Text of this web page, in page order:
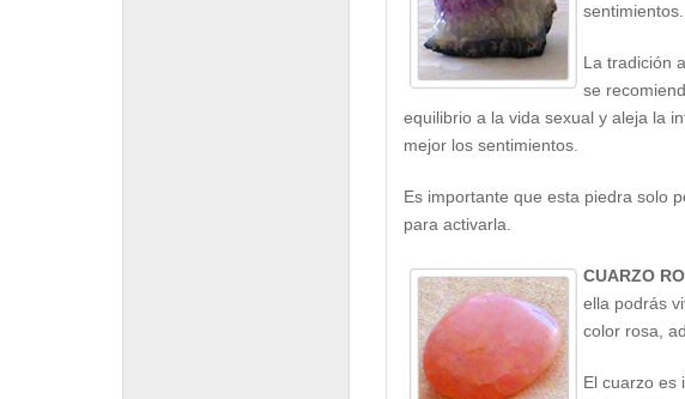
sentimientos.
La tradición
se
equilibrio a la vida sexual y aleja la
mejor los sentimientos.
Es importante que esta piedra solo
para activarla.
CUARZO
ella podrás
color rosa,
El cuarzo es